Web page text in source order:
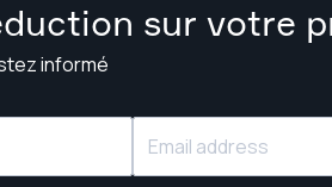
sur votre
informé